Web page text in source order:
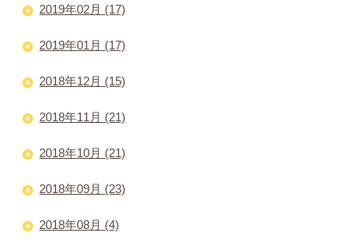
2019年02月 (17)
2019年01月 (17)
2018年12月 (15)
2018年11月 (21)
2018年10月 (21)
2018年09月 (23)
2018年08月 (4)